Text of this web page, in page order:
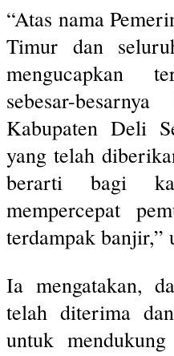
“Atas nama
Timur dan
mengucapkan
sebesar-
Kabupaten Deli
yang telah
berarti bagi
mempercepat
terdampak
Ia mengatakan,
telah diterima
untuk